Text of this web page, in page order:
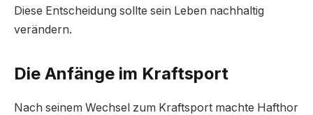
Diese Entscheidung sollte sein Leben nachhaltig
verändern.
Die Anfänge im Kraftsport
Nach seinem Wechsel zum Kraftsport machte Hafthor